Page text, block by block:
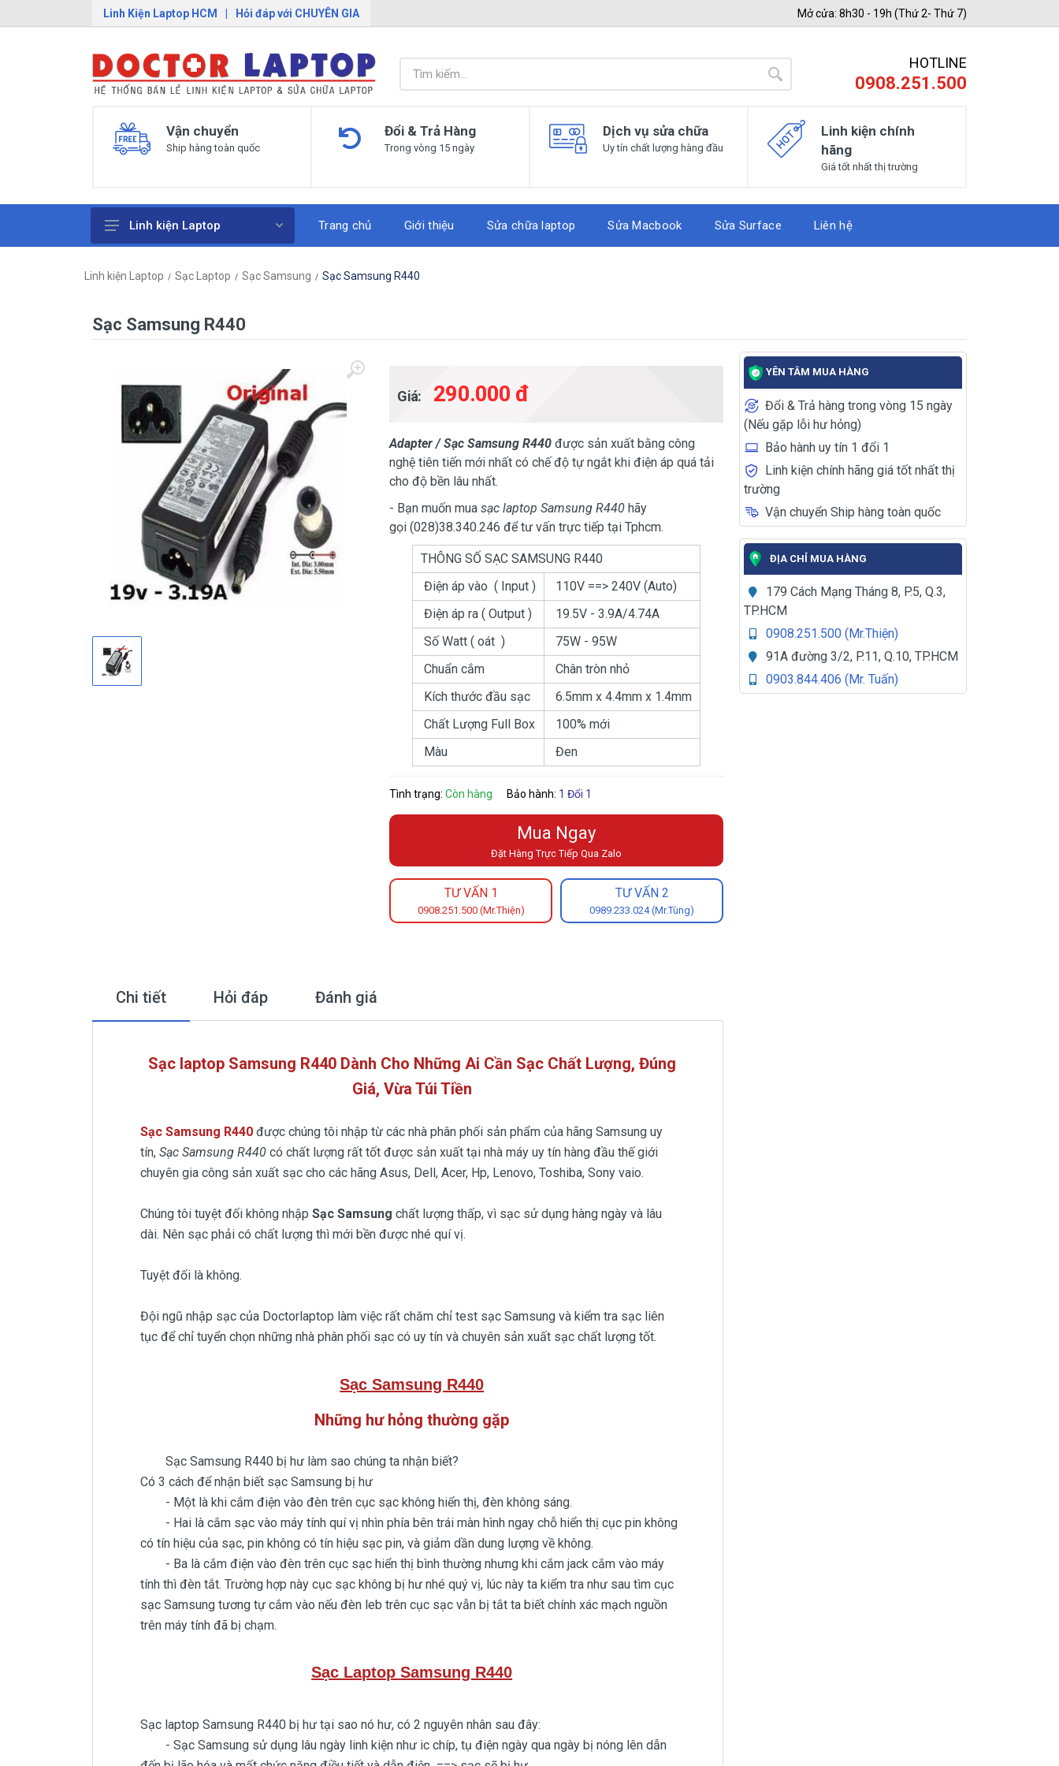
Linh Kiện Laptop HCM | Hỏi đáp với CHUYÊN GIA Mở cửa: 8h30 - 19h (Thứ 2- Thứ 7)
HOTLINE
0908.251.500
Vận chuyển
Ship hàng toàn quốc
Đổi & Trả Hàng
Trong vòng 15 ngày
Dịch vụ sửa chữa
Uy tín chất lượng hàng đầu
Linh kiện chính
hãng
Giá tốt nhất thị trường
Bàn Phím Laptop
Ổ cứng SSD laptop
Ram Máy Tính
Dịch vụ thay pin Surface chính
hãng, uy tín tại tphcm
Thay sạc Surface Pro
Thay màn hình Surface Pro
Quạt Laptop
Linh kiện Laptop Trang chủ Giới thiệu Sửa chữa laptop Sửa Macbook Sửa Surface Liên hệ
Linh kiện Laptop Sạc Laptop Sạc Samsung Sạc Samsung R440
Sạc Samsung R440
Giá: 290.000 đ
Adapter / Sạc Samsung R440 được sản xuất bằng công
nghệ tiên tiến mới nhất có chế độ tự ngắt khi điện áp quá tải
cho độ bền lâu nhất.
- Bạn muốn muasạc laptop Samsung R440hãy
gọi (028)38.340.246 để tư vấn trực tiếp tại Tphcm.
THÔNG SỐ SẠC SAMSUNG R440
Điện áp vào ( Input )
110V ==> 240V (Auto)
Điện áp ra ( Output )
19.5V - 3.9A/4.74A
Số Watt ( oát )
75W - 95W
Chuẩn cắm
Chân tròn nhỏ
Kích thước đầu sạc
6.5mm x 4.4mm x 1.4mm
Chất Lượng Full Box
100% mới
Màu
Đen
Tình trạng:Còn hàng Bảo hành: 1 Đổi 1
Mua Ngay
Đặt Hàng Trực Tiếp Qua Zalo
TƯ VẤN 1
0908.251.500 (Mr.Thiện)
TƯ VẤN 2
0989.233.024 (Mr.Tùng)
YÊN TÂM MUA HÀNG
Đổi & Trả hàng trong vòng 15 ngày
(Nếu gặp lỗi hư hỏng)
Bảo hành uy tín 1 đổi 1
Linh kiện chính hãng giá tốt nhất thị
trường
Vận chuyển Ship hàng toàn quốc
ĐỊA CHỈ MUA HÀNG
179 Cách Mạng Tháng 8, P.5, Q.3,
TP.HCM
0908.251.500 (Mr.Thiện)
91A đường 3/2, P.11, Q.10, TP.HCM
0903.844.406 (Mr. Tuấn)
Chi tiết Hỏi đáp Đánh giá
Sạc laptop Samsung R440 Dành Cho Những Ai Cần Sạc Chất Lượng, Đúng
Giá, Vừa Túi Tiền
Sạc Samsung R440 được chúng tôi nhập từ các nhà phân phối sản phẩm của hãng Samsung uy
tín, Sạc Samsung R440 có chất lượng rất tốt được sản xuất tại nhà máy uy tín hàng đầu thế giới
chuyên gia công sản xuất sạc cho các hãng Asus, Dell, Acer, Hp, Lenovo, Toshiba, Sony vaio.
Chúng tôi tuyệt đối không nhập Sạc Samsung chất lượng thấp, vì sạc sử dụng hàng ngày và lâu
dài. Nên sạc phải có chất lượng thì mới bền được nhé quí vị.
Tuyệt đối là không.
Đội ngũ nhập sạc của Doctorlaptop làm việc rất chăm chỉ test sạc Samsung và kiểm tra sạc liên
tục để chỉ tuyển chọn những nhà phân phối sạc có uy tín và chuyên sản xuất sạc chất lượng tốt.
Sạc Samsung R440
Những hư hỏng thường gặp
Sạc Samsung R440 bị hư làm sao chúng ta nhận biết?
Có 3 cách để nhận biết sạc Samsung bị hư
- Một là khi cắm điện vào đèn trên cục sạc không hiển thị, đèn không sáng.
- Hai là cắm sạc vào máy tính quí vị nhìn phía bên trái màn hình ngay chỗ hiển thị cục pin không
có tín hiệu của sạc, pin không có tín hiệu sạc pin, và giảm dần dung lượng về không.
- Ba là cắm điện vào đèn trên cục sạc hiển thị bình thường nhưng khi cắm jack cắm vào máy
tính thì đèn tắt. Trường hợp này cục sạc không bị hư nhé quý vị, lúc này ta kiểm tra như sau tìm cục
sạc Samsung tương tự cắm vào nếu đèn leb trên cục sạc vẫn bị tắt ta biết chính xác mạch nguồn
trên máy tính đã bị chạm.
Sạc Laptop Samsung R440
Sạc laptop Samsung R440 bị hư tại sao nó hư, có 2 nguyên nhân sau đây:
- Sạc Samsung sử dụng lâu ngày linh kiện như ic chíp, tụ điện ngày qua ngày bị nóng lên dẫn